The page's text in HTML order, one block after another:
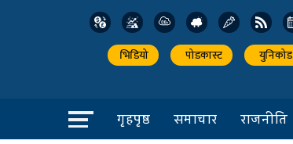
भिडियो पोडकास्ट युनिकोड
गृहपृष्ठ समाचार राजनीति